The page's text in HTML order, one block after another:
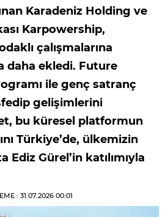
Karadeniz Holding ve
Karpowership,
çalışmalarına
daha ekledi. Future
ile genç satranç
gelişimlerini
bu küresel platformun
Türkiye’de, ülkemizin
Gürel’in katılımıyla
: 31.07.2026 00:01